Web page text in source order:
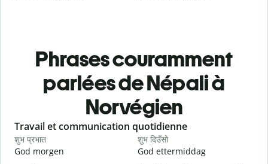
Phrases couramment
parlées de Népali à
Norvégien
Slide 1 of 6
Travail et communication quotidienne
शुभ प्रभात
God morgen
शुभ दिउँसो
God ettermiddag